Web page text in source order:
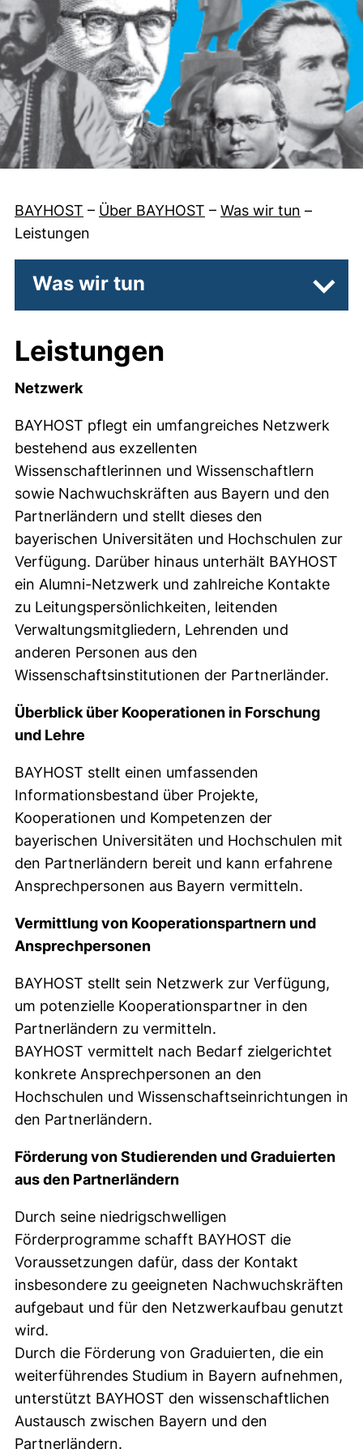
BAYHOST – Über BAYHOST – Was wir tun –
Leistungen
Was wir tun
Leistungen
Netzwerk
BAYHOST pflegt ein umfangreiches Netzwerk
bestehend aus exzellenten
Wissenschaftlerinnen und Wissenschaftlern
sowie Nachwuchskräften aus Bayern und den
Partnerländern und stellt dieses den
bayerischen Universitäten und Hochschulen zur
Verfügung. Darüber hinaus unterhält BAYHOST
ein Alumni-Netzwerk und zahlreiche Kontakte
zu Leitungspersönlichkeiten, leitenden
Verwaltungsmitgliedern, Lehrenden und
anderen Personen aus den
Wissenschaftsinstitutionen der Partnerländer.
Überblick über Kooperationen in Forschung
und Lehre
BAYHOST stellt einen umfassenden
Informationsbestand über Projekte,
Kooperationen und Kompetenzen der
bayerischen Universitäten und Hochschulen mit
den Partnerländern bereit und kann erfahrene
Ansprechpersonen aus Bayern vermitteln.
Vermittlung von Kooperationspartnern und
Ansprechpersonen
BAYHOST stellt sein Netzwerk zur Verfügung,
um potenzielle Kooperationspartner in den
Partnerländern zu vermitteln.
BAYHOST vermittelt nach Bedarf zielgerichtet
konkrete Ansprechpersonen an den
Hochschulen und Wissenschaftseinrichtungen in
den Partnerländern.
Förderung von Studierenden und Graduierten
aus den Partnerländern
Durch seine niedrigschwelligen
Förderprogramme schafft BAYHOST die
Voraussetzungen dafür, dass der Kontakt
insbesondere zu geeigneten Nachwuchskräften
aufgebaut und für den Netzwerkaufbau genutzt
wird.
Durch die Förderung von Graduierten, die ein
weiterführendes Studium in Bayern aufnehmen,
unterstützt BAYHOST den wissenschaftlichen
Austausch zwischen Bayern und den
Partnerländern.